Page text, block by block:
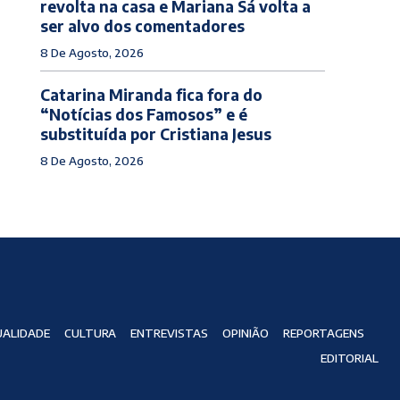
revolta na casa e Mariana Sá volta a
ser alvo dos comentadores
8 De Agosto, 2026
Catarina Miranda fica fora do
“Notícias dos Famosos” e é
substituída por Cristiana Jesus
8 De Agosto, 2026
CULTURA ENTREVISTAS OPINIÃO
REPORTAGENS
EDITORIAL